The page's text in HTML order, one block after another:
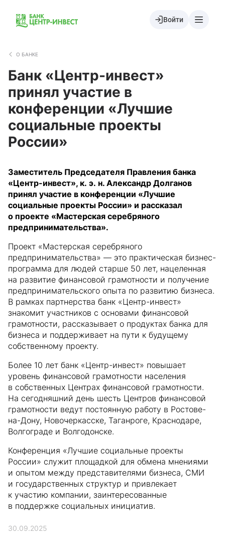
Войти
О БАНКЕ
Банк «Центр-инвест»
принял участие в
конференции «Лучшие
социальные проекты
России»
Заместитель Председателя Правления банка
«Центр-инвест», к. э. н. Александр Долганов
принял участие в конференции «Лучшие
социальные проекты России» и рассказал
о проекте «Мастерская серебряного
предпринимательства».
Проект «Мастерская серебряного
предпринимательства» — это практическая бизнес-
программа для людей старше 50 лет, нацеленная
на развитие финансовой грамотности и получение
предпринимательского опыта по развитию бизнеса.
В рамках партнерства банк «Центр-инвест»
знакомит участников с основами финансовой
грамотности, рассказывает о продуктах банка для
бизнеса и поддерживает на пути к будущему
собственному проекту.
Более 10 лет банк «Центр-инвест» повышает
уровень финансовой грамотности населения
в собственных Центрах финансовой грамотности.
На сегодняшний день шесть Центров финансовой
грамотности ведут постоянную работу в Ростове-
на-Дону, Новочеркасске, Таганроге, Краснодаре,
Волгограде и Волгодонске.
Конференция «Лучшие социальные проекты
России» служит площадкой для обмена мнениями
и опытом между представителями бизнеса, СМИ
и государственных структур и привлекает
к участию компании, заинтересованные
в поддержке социальных инициатив.
30.09.2025